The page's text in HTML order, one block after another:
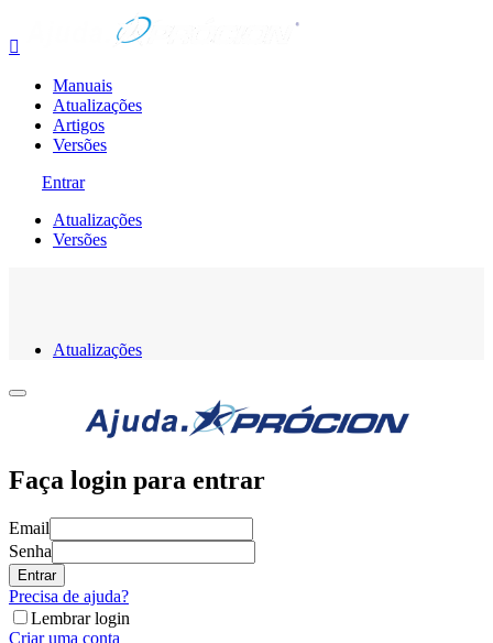

Manuais
Atualizações
Artigos
Versões
Entrar
Atualizações
Versões
Atualizações
Faça login para entrar
Email
Senha
Entrar
Precisa de ajuda?
Lembrar login
Criar uma conta